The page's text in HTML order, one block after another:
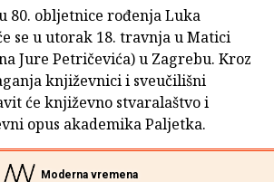
80. obljetnice rođenja Luka
se u utorak 18. travnja u Matici
Jure Petričevića) u Zagrebu. Kroz
književnici i sveučilišni
će književno stvaralaštvo i
opus akademika Paljetka.
Moderna vremena